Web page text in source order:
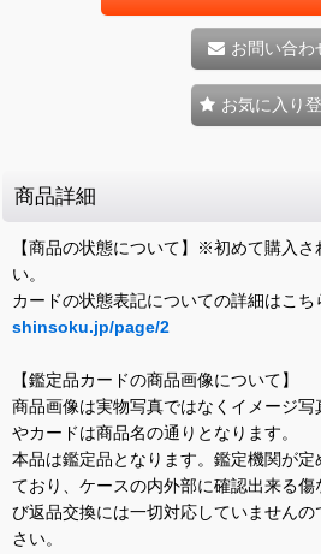
お問い合わ
お気に入り
商品詳細
【商品の状態について】※初めて購入さ
い。
カードの状態表記についての詳細はこち
shinsoku.jp/page/2
【鑑定品カードの商品画像について】
商品画像は実物写真ではなくイメージ
やカードは商品名の通りとなります。
本品は鑑定品となります。鑑定機関が
ており、ケースの内外部に確認出来る
び返品交換には一切対応していません
さい。